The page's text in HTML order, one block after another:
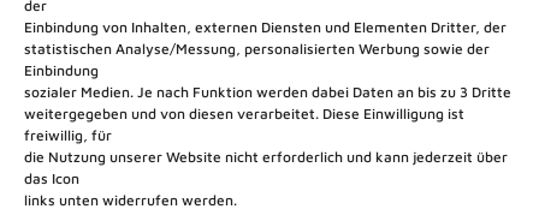
der
Einbindung von Inhalten, externen Diensten und Elementen Dritter, der
statistischen Analyse/Messung, personalisierten Werbung sowie der
Einbindung
sozialer Medien. Je nach Funktion werden dabei Daten an bis zu 3 Dritte
weitergegeben und von diesen verarbeitet. Diese Einwilligung ist
freiwillig, für
die Nutzung unserer Website nicht erforderlich und kann jederzeit über
das Icon
links unten widerrufen werden.
Umplanungen
Abwicklung von Rücknahmen, Rückerstattung
Vorabrechnung, Rechnungslegung
Rücklieferungen von nicht benötigten oder